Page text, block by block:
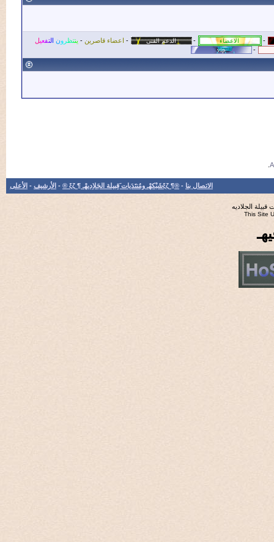
-
-اعضاء قاصرين -ينتظرو ن التفع يل
الاتصال بنا-®¶ ξζشَبْكهْـ ومُنتَدَيات َقِبيلة الجَلاِديهْـ ¶ ξζ ® -الأرشيف - الأعلى